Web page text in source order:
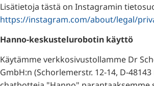
Lisätietoja tästä on Instagramin
https://instagram.com/about/legal/
Hanno-keskustelurobotin käyttö
Käytämme verkkosivustollamme Dr
GmbH:n (Schorlemerstr. 12-14, D-